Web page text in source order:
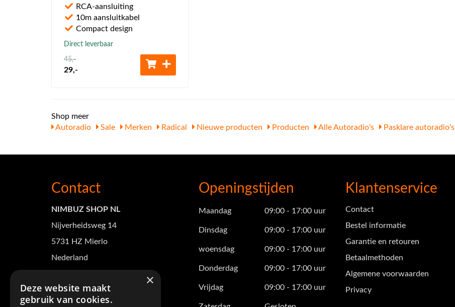
RCA-aansluiting
10m aansluitkabel
Compact design
Direct leverbaar
45,-
29,-
Shop meer
Autoradio
Sale Merken Radical Nieuwe producten Producten Alle Autoradio's Pasklare autoradio's
Contact
NIMBUZ SHOP NL
Nijverheidsweg 14
5731 HZ Mierlo
Nederland
verkoop@nimbuz-shop.nl
Openingstijden
Maandag 09:00 - 17:00 uur
Dinsdag 09:00 - 17:00 uur
woensdag 09:00 - 17:00 uur
Donderdag 09:00 - 17:00 uur
Vrijdag 09:00 - 17:00 uur
Klantenservice
Contact
Bestel informatie
Garantie en retouren
Betaalmethoden
Algemene voorwaarden
Privacy
×
Deze website maakt
gebruik van cookies.